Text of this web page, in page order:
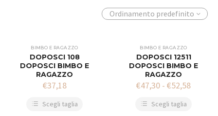
Ordinamento predefinito
BIMBO E RAGAZZO
DOPOSCI 108
DOPOSCI BIMBO E
RAGAZZO
€37,18
Scegli taglia
BIMBO E RAGAZZO
DOPOSCI 12511
DOPOSCI BIMBO E
RAGAZZO
€47,30 - €52,58
Scegli taglia